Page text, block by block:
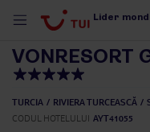
Lider
VONRESORT
TURCIA RIVIERA TURCEASCĂ
CODUL HOTELULUI AYT41055